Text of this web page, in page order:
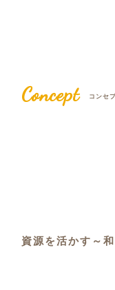
Concept コンセ
資源を活かす～